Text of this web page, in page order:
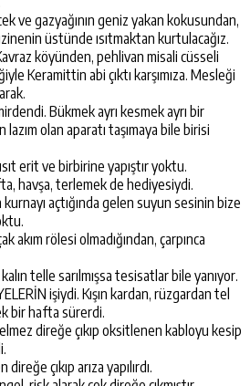
ve gazyağının geniz yakan kokusundan,
üstünde ısıtmaktan kurtulacağız.
köyünden, pehlivan misali cüsseli
Keramittin abi çıktı karşımıza. Mesleği
Bükmek ayrı kesmek ayrı bir
olan aparatı taşımaya bile birisi
erit ve birbirine yapıştır yoktu.
havşa, terlemek de hediyesiydi.
açtığında gelen suyun sesinin bize
akım rölesi olmadığından, çarpınca
telle sarılmışsa tesisatlar bile yanıyor.
işiydi. Kışın kardan, rüzgardan tel
bir hafta sürerdi.
direğe çıkıp oksitlenen kabloyu kesip
çıkıp arıza yapılırdı.